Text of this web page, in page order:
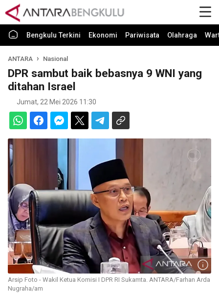
Bengkulu Terkini Ekonomi Pariwisata Olahraga
ANTARA Nasional
DPR sambut baik bebasnya 9 WNI yang
ditahan Israel
Jumat, 22 Mei 2026 11:30
Arsip Foto - Wakil Ketua Komisi I DPR RI Sukamta. ANTARA/Farhan Arda
Nugraha/am